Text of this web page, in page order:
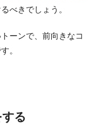
べきでしょう。
ーンで、前向きなコ
。
る